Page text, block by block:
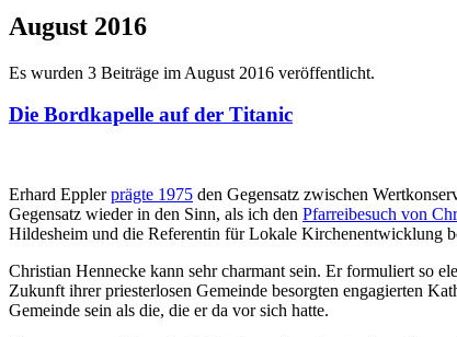
August 2016
Es wurden 3 Beiträge im August 2016 veröffentlicht.
Die Bordkapelle auf der Titanic
Erhard Epplerprägte 1975 den Gegensatz zwischen
Gegensatz wieder in den Sinn, als ich den Pfarreibesuch von
Hildesheim und die Referentin für Lokale Kirchenentwicklung
Christian Hennecke kann sehr charmant sein. Er formuliert so
Zukunft ihrer priesterlosen Gemeinde besorgten engagierten
Gemeinde sein als die, die er da vor sich hatte.